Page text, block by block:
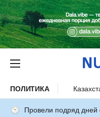
ПОЛИТИКА
Провели подряд дней